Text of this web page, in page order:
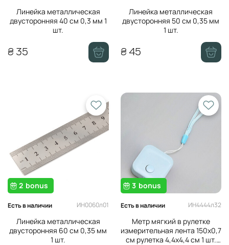
Линейка металлическая
двусторонняя 40 см 0,3 мм 1
шт.
₴ 35
Линейка металлическая
двусторонняя 50 см 0,35 мм
1 шт.
₴ 45
2 bonus
Есть в наличии ИН0060л01
Линейка металлическая
двусторонняя 60 см 0,35 мм
1 шт.
3 bonus
Есть в наличии ИН4444л32
Метр мягкий в рулетке
измерительная лента 150х0,7
см рулетка 4,4х4,4 см 1 шт.